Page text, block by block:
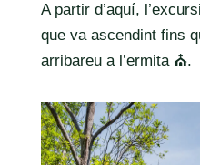
A partir d’aquí,
que va ascendint fins
arribareu a l’ermita ⛪️.